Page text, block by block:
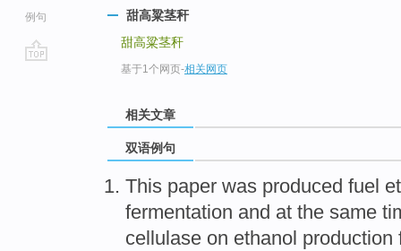
例句
甜高粱茎秆
甜高粱茎秆
基于1个网页-相关网页
相关文章
双语例句
This paper was produced fuel
fermentation and at the same
cellulase on ethanol